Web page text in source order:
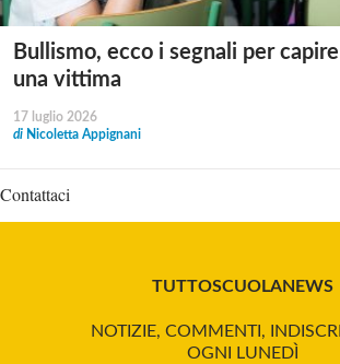
Bullismo, ecco i segnali per
una vittima
17 luglio 2026
di Nicoletta Appignani
Contattaci
TUTTOSCUOLANEWS
NOTIZIE, COMMENTI,
OGNI LUNEDÌ